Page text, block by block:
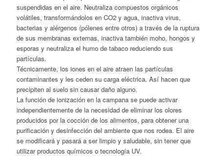
suspendidas en el aire. Neutraliza compuestos orgánicos
volátiles, transformándolos en CO2 y agua, inactiva virus,
bacterias y alérgenos (pólenes entre otros) a través de la ruptura
de sus membranas externas, inactiva también moho, hongos y
esporas y neutraliza el humo de tabaco reduciendo sus
partículas.
Técnicamente, los iones en el aire atraen las partículas
contaminantes y les ceden su carga eléctrica. Así hacen que
precipiten al suelo sin causar daño alguno.
La función de ionización en la campana se puede activar
independientemente de la necesidad de eliminar los olores
producidos por la cocción de los alimentos, para obtener una
purificación y desinfección del ambiente que nos rodea. El aire
se modificará y pasará a ser limpio y saludable, sin tener que
utilizar productos químicos o tecnología UV.